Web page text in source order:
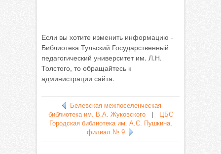
Если вы хотите изменить информацию -
Библиотека Тульский Государственный
педагогический университет им. Л.Н.
Толстого, то обращайтесь к
администрации сайта.
Белевская межпоселенческая
библиотека им. В.А. Жуковского|
ЦБС
Городская библиотека им. А.С. Пушкина,
филиал № 9